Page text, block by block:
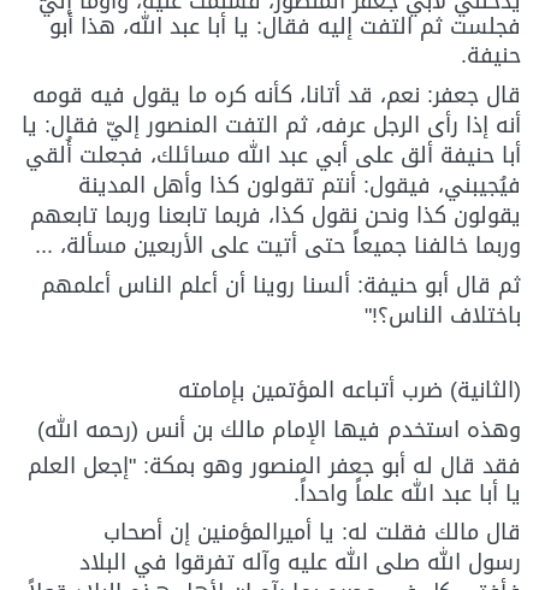
فجلست ثم التفت إليه فقال: يا أبا عبد الله، هذا أبو
حنيفة.
قال جعفر: نعم، قد أتانا، كأنه كره ما يقول فيه قومه
أنه إذا رأى الرجل عرفه، ثم التفت المنصور إليّ فقال: يا
أبا حنيفة ألق على أبي عبد الله مسائلك، فجعلت أُلقي
فيُجيبني، فيقول: أنتم تقولون كذا وأهل المدينة
يقولون كذا ونحن نقول كذا، فربما تابعنا وربما تابعهم
وربما خالفنا جميعاً حتى أتيت على الأربعين مسألة، ...
ثم قال أبو حنيفة: ألسنا روينا أن أعلم الناس أعلمهم
باختلاف الناس؟!"
(الثانية) ضرب أتباعه المؤتمين بإمامته
وهذه استخدم فيها الإمام مالك بن أنس (رحمه الله)
فقد قال له أبو جعفر المنصور وهو بمكة: "إجعل العلم
يا أبا عبد الله علماً واحداً.
قال مالك فقلت له: يا أميرالمؤمنين إن أصحاب
رسول الله صلى الله عليه وآله تفرقوا في البلاد